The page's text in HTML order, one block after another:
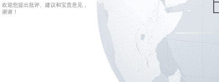
欢迎您提出批评、建议和宝贵意见，
谢谢！